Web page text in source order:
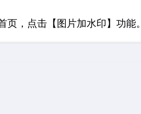
页，点击【图片加水印】功能。